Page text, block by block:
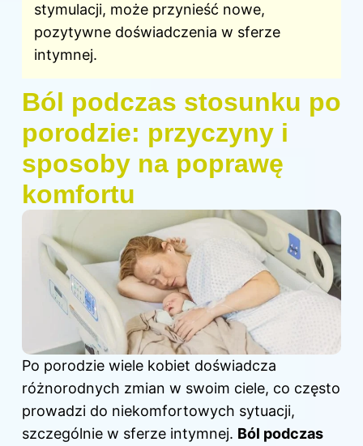
stymulacji, może przynieść nowe,
pozytywne doświadczenia w sferze
intymnej.
Ból podczas stosunku po
porodzie: przyczyny i
sposoby na poprawę
komfortu
Po porodzie wiele kobiet doświadcza
różnorodnych zmian w swoim ciele, co często
prowadzi do niekomfortowych sytuacji,
szczególnie w sferze intymnej. Ból podczas